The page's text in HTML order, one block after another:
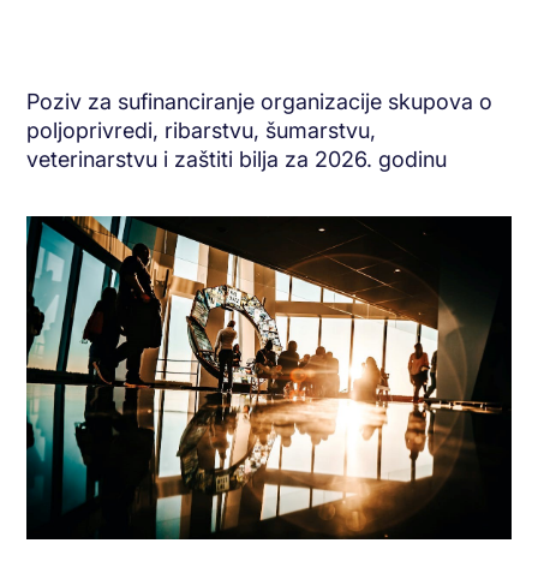
Poziv za sufinanciranje organizacije skupova o
poljoprivredi, ribarstvu, šumarstvu,
veterinarstvu i zaštiti bilja za 2026. godinu